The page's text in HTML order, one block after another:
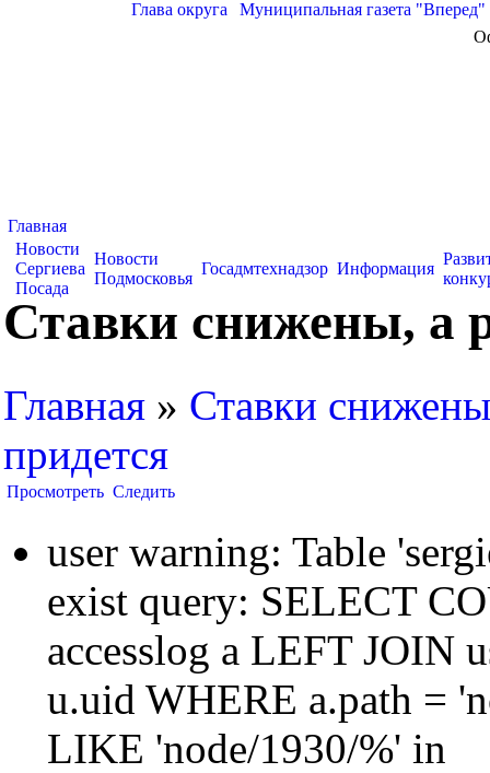
Глава округа Муниципальная газета "Вперед"
Главная
Новости
Сергиева
Посада
Новости
Подмосковья
Госадмтехнадзор Информация
Ставки снижены, а
Главная » Ставки
придется
Просмотреть Следить
user warning: Table
exist query: SELECT
accesslog a LEFT JOIN
u.uid WHERE a.path =
LIKE 'node/1930/%' in